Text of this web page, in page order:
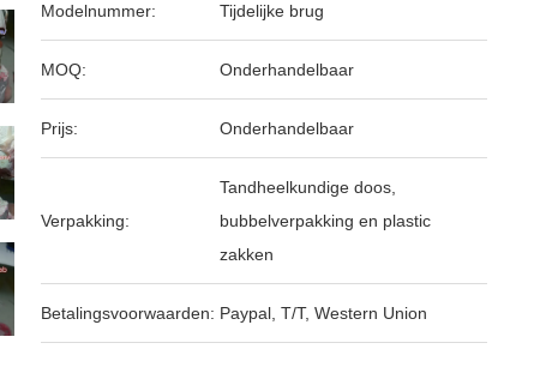
Modelnummer: Tijdelijke brug
MOQ: Onderhandelbaar
Prijs: Onderhandelbaar
Verpakking:
Tandheelkundige doos,
bubbelverpakking en plastic
zakken
Betalingsvoorwaarden: Paypal, T/T, Western Union